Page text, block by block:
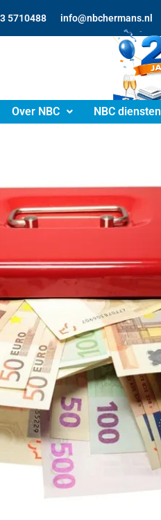
5710488 info@nbchermans.nl
Over NBC NBC diensten